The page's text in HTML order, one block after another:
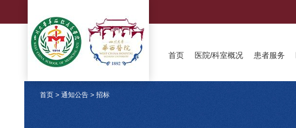
首页 医院/科室概况 患者服务
首页 > 通知公告 > 招标